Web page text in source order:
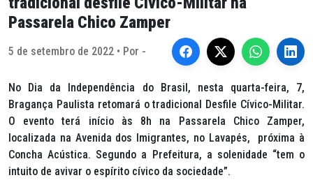
Passarela Chico Zamper
5 de setembro de 2022 • Por -
No Dia da Independência do Brasil, nesta quarta-feira, 7,
Bragança Paulista retomará o tradicional Desfile Cívico-Militar.
O evento terá início às 8h na Passarela Chico Zamper,
localizada na Avenida dos Imigrantes, no Lavapés, próxima à
Concha Acústica. Segundo a Prefeitura, a solenidade “tem o
intuito de avivar o espírito cívico da sociedade”.